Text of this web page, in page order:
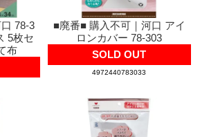
78-3
5枚セ
布
■廃番■ 購入不可｜河口 アイ
ロンカバー 78-303
SOLD OUT
4972440783033